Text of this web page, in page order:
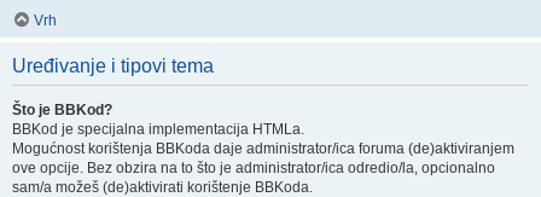
Vrh
Uređivanje i tipovi tema
Što je BBKod?
BBKod je specijalna implementacija HTMLa.
Mogućnost korištenja BBKoda daje administrator/ica foruma (de)aktiviranjem
ove opcije. Bez obzira na to što je administrator/ica odredio/la, opcionalno
sam/a možeš (de)aktivirati korištenje BBKoda.